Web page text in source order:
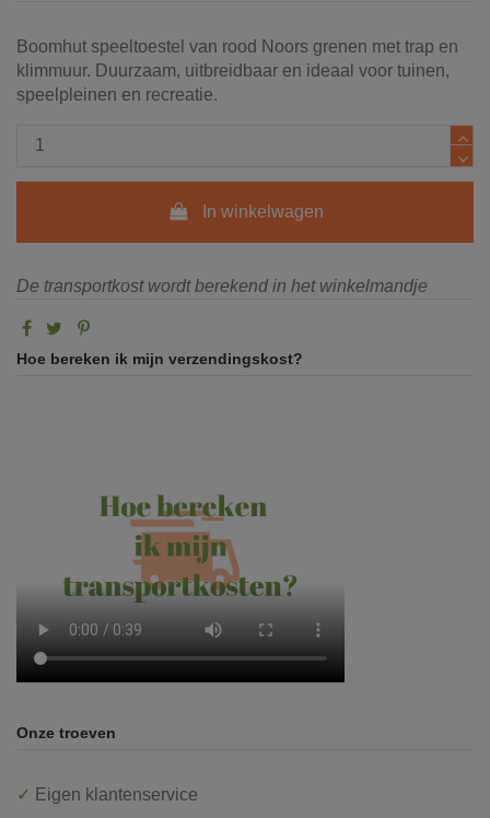
Boomhut speeltoestel van rood Noors grenen met trap en
klimmuur. Duurzaam, uitbreidbaar en ideaal voor tuinen,
speelpleinen en recreatie.
In winkelwagen
De transportkost wordt berekend in het winkelmandje
Hoe bereken ik mijn verzendingskost?
Onze troeven
✓ Eigen klantenservice